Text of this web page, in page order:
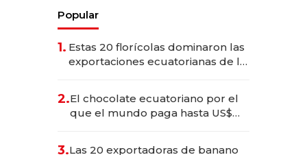
Popular
1. Estas 20 florícolas dominaron las
exportaciones ecuatorianas de la
2.El chocolate ecuatoriano por el
que el mundo paga hasta US$
3.Las 20 exportadoras de banano